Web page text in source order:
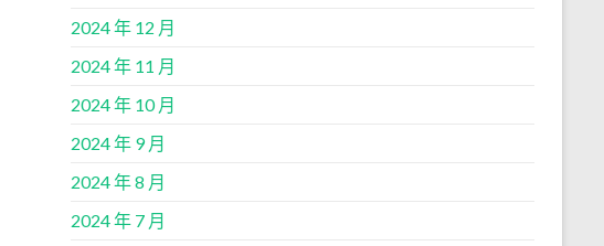
2024 年 12 月
2024 年 11 月
2024 年 10 月
2024 年 9 月
2024 年 8 月
2024 年 7 月